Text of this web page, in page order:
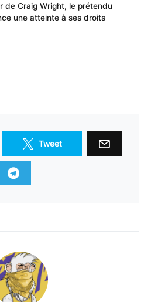
de Craig Wright, le prétendu
une atteinte à ses droits
Tweet